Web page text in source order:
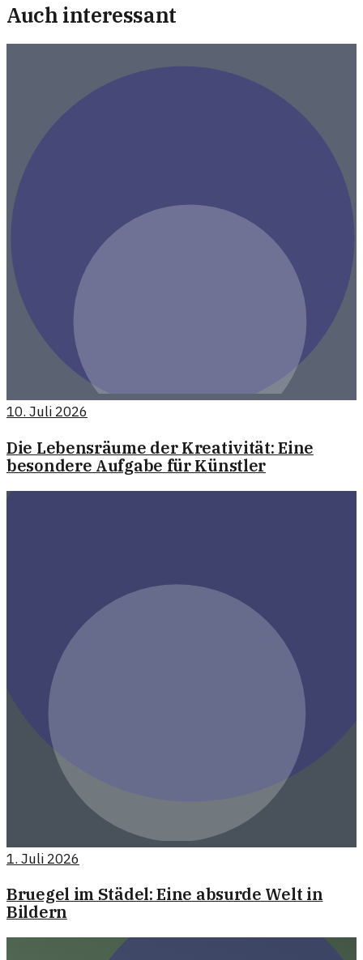
Auch interessant
10. Juli 2026
Die Lebensräume der Kreativität: Eine
besondere Aufgabe für Künstler
1. Juli 2026
Bruegel im Städel: Eine absurde Welt in
Bildern